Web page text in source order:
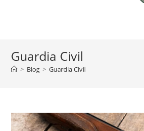
Guardia Civil
> Blog > Guardia Civil